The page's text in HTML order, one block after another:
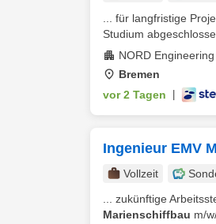
... für langfristige
Studium
NORD
Bremen
vor 2 Tagen
Ingenieur EMV
Vollzeit
... zukünftige
Marienschiffbau m/